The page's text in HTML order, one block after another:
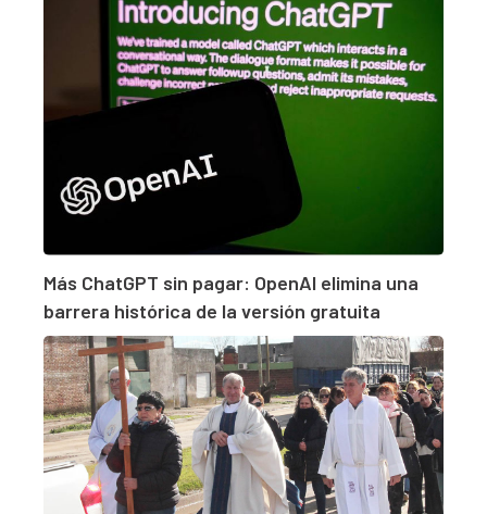
Más ChatGPT sin pagar: OpenAI elimina una
barrera histórica de la versión gratuita